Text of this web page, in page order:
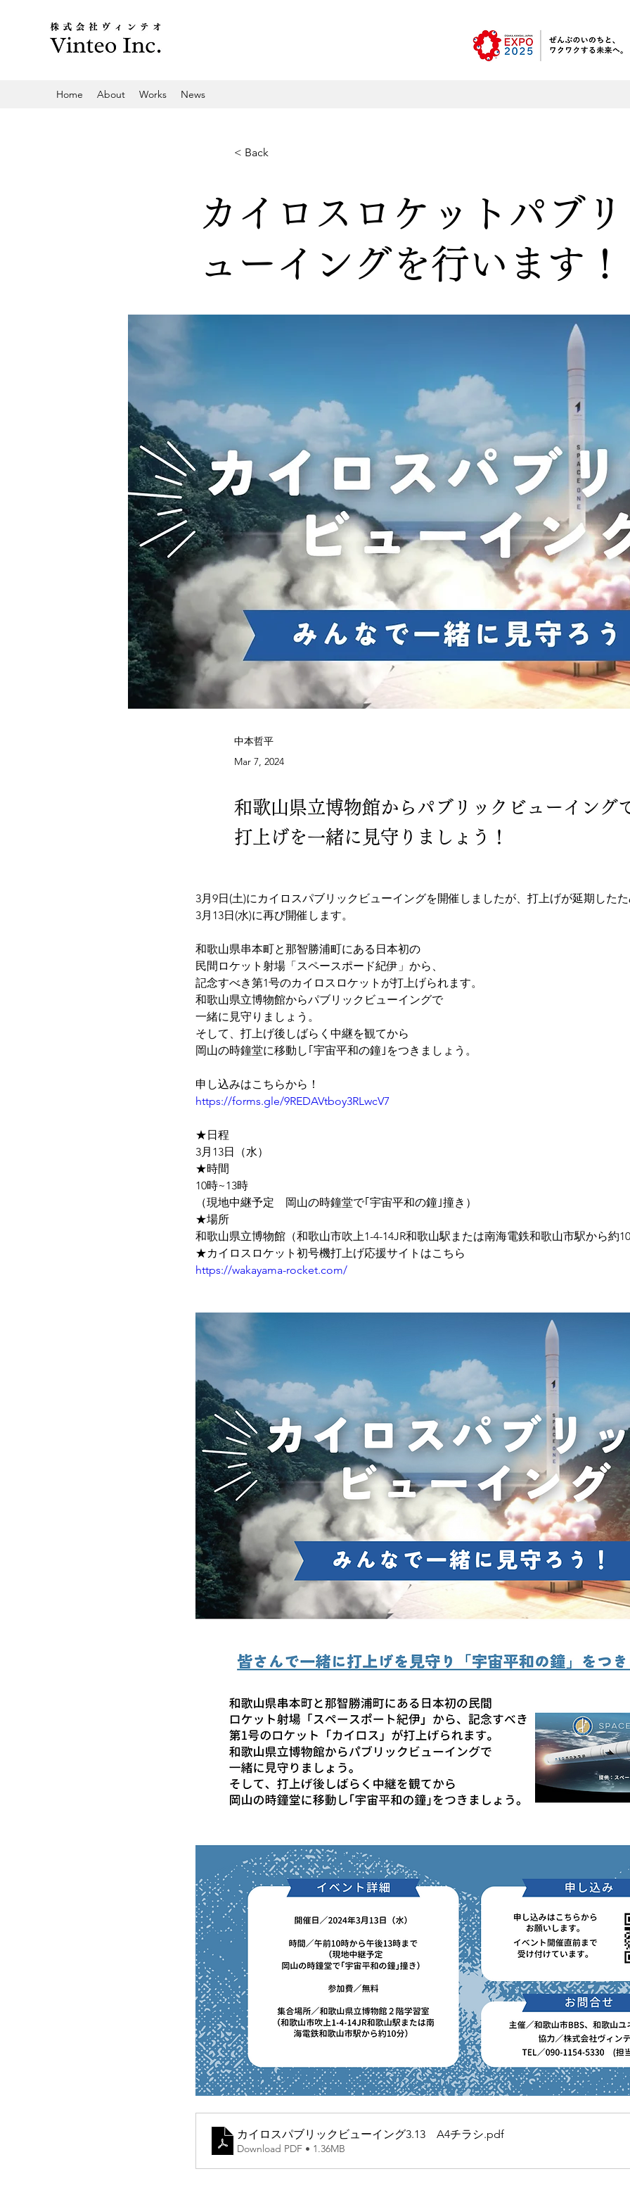
Home About Works News
< Back
カイロスロケットパブ
ューイングを行います！
中本哲平
Mar 7, 2024
和歌山県立博物館からパブリックビューイング
打上げを一緒に見守りましょう！
3月9日(土)にカイロスパブリックビューイングを開催しましたが、打上げが延期した
3月13日(水)に再び開催します。
和歌山県串本町と那智勝浦町にある日本初の
民間ロケット射場「スペースポード紀伊」から、
記念すべき第1号のカイロスロケットが打上げられます。
和歌山県立博物館からパブリックビューイングで
一緒に見守りましょう。
そして、打上げ後しばらく中継を観てから
岡山の時鐘堂に移動し｢宇宙平和の鐘｣をつきましょう。
申し込みはこちらから！
https://forms.gle/9REDAVtboy3RLwcV7
★日程
3月13日（水）
★時間
10時~13時
（現地中継予定　岡山の時鐘堂で｢宇宙平和の鐘｣撞き）
★場所
和歌山県立博物館（和歌山市吹上1-4-14JR和歌山駅または南海電鉄和歌山市駅から約
★カイロスロケット初号機打上げ応援サイトはこちら
https://wakayama-rocket.com/
カイロスパブリックビューイング3.13 A4チラシ.pdf
Download PDF • 1.36MB